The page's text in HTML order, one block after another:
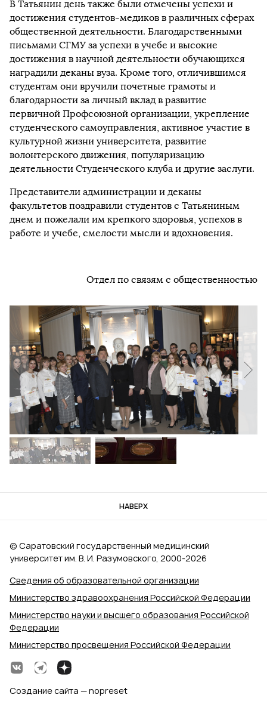
В Татьянин день также были отмечены успехи и
достижения студентов-медиков в различных сферах
общественной деятельности. Благодарственными
письмами СГМУ за успехи в учебе и высокие
достижения в научной деятельности обучающихся
наградили деканы вуза. Кроме того, отличившимся
студентам они вручили почетные грамоты и
благодарности за личный вклад в развитие
первичной Профсоюзной организации, укрепление
студенческого самоуправления, активное участие в
культурной жизни университета, развитие
волонтерского движения, популяризацию
деятельности Студенческого клуба и другие заслуги.
Представители администрации и деканы
факультетов поздравили студентов с Татьяниным
днем и пожелали им крепкого здоровья, успехов в
работе и учебе, смелости мысли и вдохновения.
Отдел по связям с общественностью
НАВЕРХ
Сведения об образовательной организации
Министерство здравоохранения Российской Федерации
Министерство науки и высшего образования Российской
Федерации
Министерство просвещения Российской Федерации
© Саратовский государственный медицинский
университет им. В. И. Разумовского, 2000‑2026
Создание сайта — nopreset